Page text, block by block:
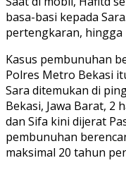
basa-basi kepada
pertengkaran,
Kasus pembunuhan
Polres Metro Bekasi
Sara ditemukan di
Bekasi, Jawa Barat, 2
dan Sifa kini dijerat
pembunuhan
maksimal 20 tahun